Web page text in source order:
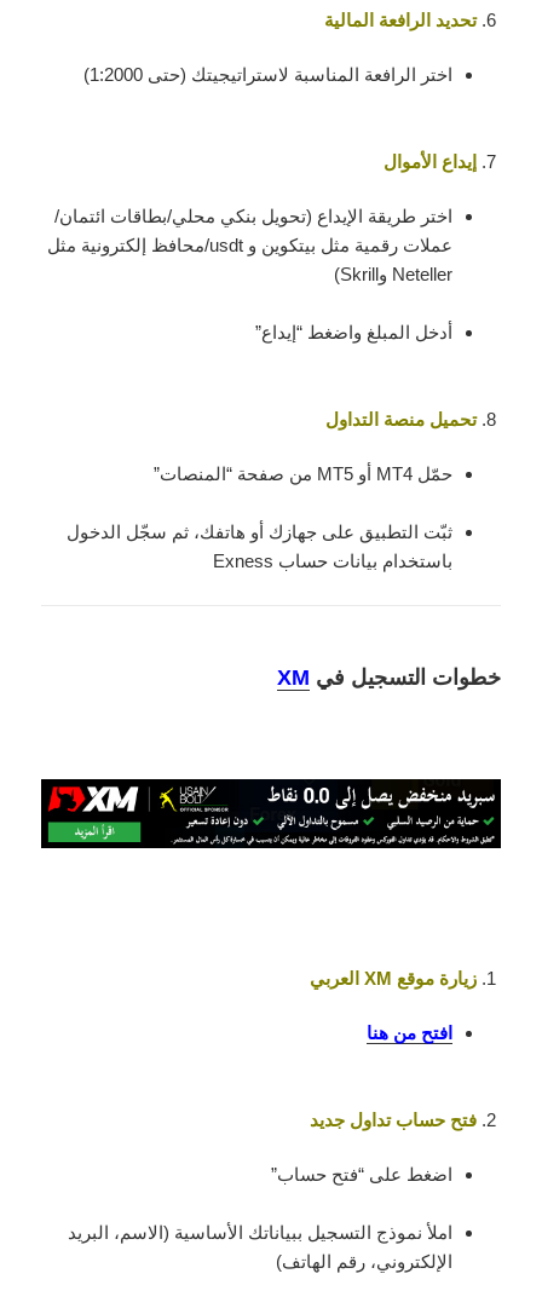
تحديد الرافعة المالية
اختر الرافعة المناسبة لاستراتيجيتك (حتى 1:2000)
إيداع الأموال
اختر طريقة الإيداع (تحويل بنكي محلي/بطاقات ائتمان/
عملات رقمية مثل بيتكوين و usdt/محافظ إلكترونية مثل
Neteller وSkrill)
أدخل المبلغ واضغط “إيداع”
تحميل منصة التداول
حمّل MT4 أو MT5 من صفحة “المنصات”
ثبّت التطبيق على جهازك أو هاتفك، ثم سجّل الدخول
باستخدام بيانات حساب Exness
خطوات التسجيل في XM
زيارة موقع XM العربي
افتح من هنا
فتح حساب تداول جديد
اضغط على “فتح حساب”
املأ نموذج التسجيل ببياناتك الأساسية (الاسم، البريد
الإلكتروني، رقم الهاتف)